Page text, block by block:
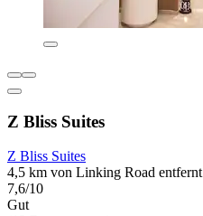
Z Bliss Suites
Z Bliss Suites
4,5 km von Linking Road entfernt
7,6/10
Gut